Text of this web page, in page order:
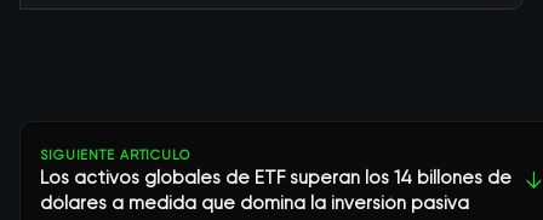
SIGUIENTE ARTÍCULO
Los activos globales de ETF superan los 14 billones de
dólares a medida que domina la inversión pasiva
↓